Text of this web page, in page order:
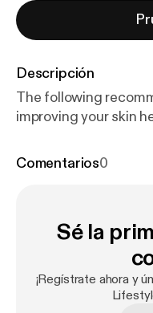
Descripción
The following
improving your skin
Comentarios0
Sé la
¡Regístrate ahora y